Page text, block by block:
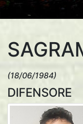
(18/06/1984)
DIFENSORE